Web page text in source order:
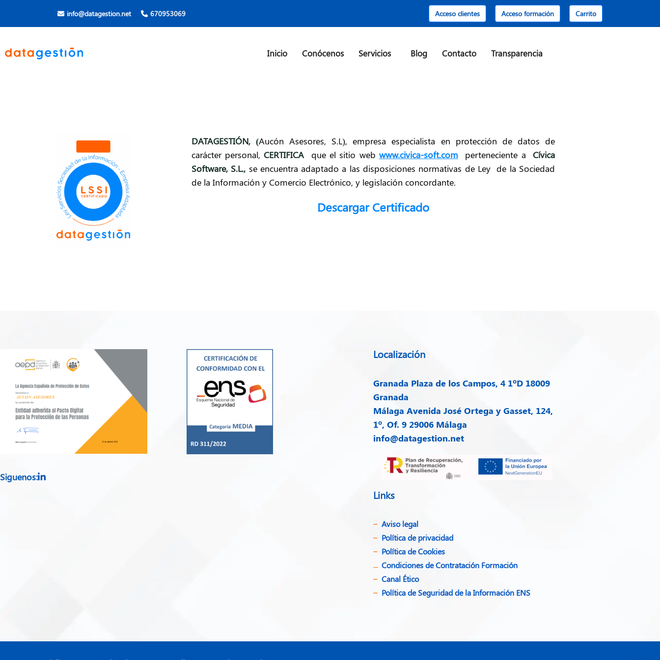
info@datagestion.net 670953069 Acceso clientes Acceso formación Carrito
Inicio Conócenos Servicios Blog Contacto Transparencia
DATAGESTIÓN, (Aucón Asesores, S.L), empresa especialista en protección de datos de
carácter personal,CERTIFICA que el sitio web www.civica-soft.com perteneciente aCívica
Software, S.L., se encuentra adaptado a las disposiciones normativas de Ley de la Sociedad
de la Información y Comercio Electrónico, y legislación concordante.
Descargar Certificado
Siguenos:
Localización
Granada Plaza de los Campos, 4 1ºD 18009
Granada
Málaga Avenida José Ortega y Gasset, 124,
1º, Of. 9 29006 Málaga
info@datagestion.net
Links
Aviso legal
Política de privacidad​
Política de Cookies
Condiciones de Contratación Formación
Canal Ético
Política de Seguridad de la Información ENS